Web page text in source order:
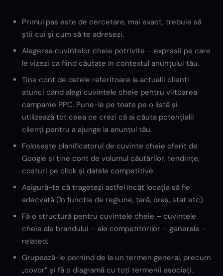
Primul pas este de cercetare, mai exact, trebuie să
știi cui și cum să te adresezi.
Alegerea cuvintelor cheie potrivite – expresii pe care
le vizezi ca fiind căutate în contextul anunțului tău.
Ține cont de datele referitoare la actualii clienți
atunci când alegi cuvintele cheie pentru viitoarea
campanie PPC. Pune-le pe toate pe o listă și
utilizează tot ceea ce crezi că ai căuta potențialii
clienți pentru a ajunge la anunțul tău.
Folosește planificatorul de cuvinte cheie oferit de
Google și ține cont de volumul căutărilor, tendințe,
costuri pe click și datele competitive.
Asigură-te că tragetezi astfel încât locația să fie
adecvată (în funcție de regiune, țară, oraș, stat etc).
Fă o structură pentru cuvintele cheie – cuvintele
cheie ale brandului – ale competitorilor – generale –
related.
Grupează-le pornind de la un termen general, precum
„covor” și fă o diagramă cu toți termenii asociați.